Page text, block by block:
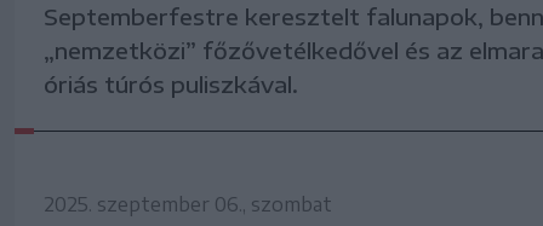
Septemberfestre keresztelt falunapok,
„nemzetközi” főzővetélkedővel és az
óriás túrós puliszkával.
2025. szeptember 06., szombat